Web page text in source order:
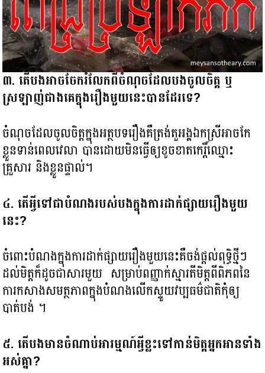
៣. តើបងអាចចែករំលែកពីចំណុចដែលបងចូលចិត្ត ឬ
ស្រឡាញ់ជាងគេក្នុងរឿងមួយនេះបានដែរទេ?
ចំណុចដែលចូលចិត្តក្នុងអត្ថបទរឿងគឺត្រង់តួអង្គឯកស្រីអាចកែ
ខ្លួនទាន់ពេលវេលា បានដោយមិនធ្វើឲ្យខូចខាតកេរ្តិ៍ឈ្មោះ
គ្រួសារ និងខ្លួនផ្ទាល់។
៤. តើអ្វីទៅជាបំណងរបស់បងក្នុងការដាក់ផ្សាយរឿងមួយ
នេះ?
ចំពោះបំណងក្នុងការដាក់ផ្សាយរឿងមួយនេះគឺចង់ផ្ដល់ពុទ្ធិថ្មីៗ
ដល់មិត្តក៏ដូចជាសារមួយ សម្រាប់ពញ្ញាក់ស្មារតីមិត្តពីពិភពនៃ
ការកសាងសមត្ថភាពក្នុងបំណងលើកស្ទួយវប្បធម៌ជាតិកុំឲ្យ
បាត់បង់ ។
៥. តើបងមានចំណាប់អារម្មណ៍អ្វីខ្លះទៅកាន់មិត្តអ្នកអានទាំង
អស់គ្នា?